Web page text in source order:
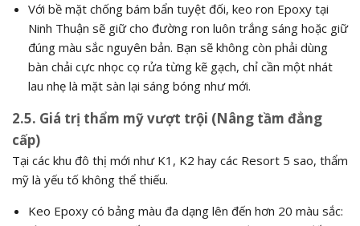
Với bề mặt chống bám bẩn tuyệt đối, keo ron Epoxy tại
Ninh Thuận sẽ giữ cho đường ron luôn trắng sáng hoặc giữ
đúng màu sắc nguyên bản. Bạn sẽ không còn phải dùng
bàn chải cực nhọc cọ rửa từng kẽ gạch, chỉ cần một nhát
lau nhẹ là mặt sàn lại sáng bóng như mới.
2.5. Giá trị thẩm mỹ vượt trội (Nâng tầm đẳng
cấp)
Tại các khu đô thị mới như K1, K2 hay các Resort 5 sao, thẩm
mỹ là yếu tố không thể thiếu.
Keo Epoxy có bảng màu đa dạng lên đến hơn 20 màu sắc: